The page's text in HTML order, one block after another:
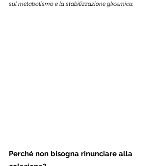
sul metabolismo e la stabilizzazione glicemica.
Perché non bisogna rinunciare alla